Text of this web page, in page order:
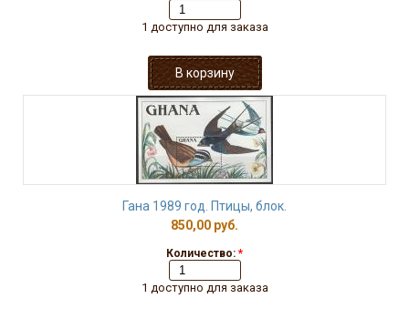
1 доступно для заказа
Гана 1989 год. Птицы, блок.
850,00 руб.
Количество: *
1 доступно для заказа